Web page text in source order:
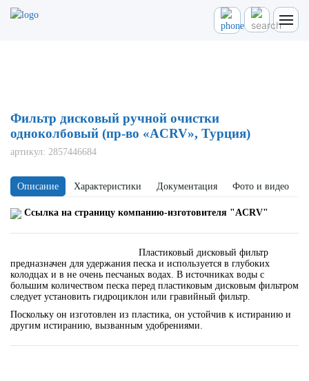
Фильтр дисковый ручной очистки
одноколбовый (пр-во «ACRV», Турция)
артикул: 2857446684
Описание Характеристики Документация Фото и видео
Ссылка на страницу компанию-изготовителя "ACRV"
Пластиковый дисковый фильтр
предназначен для удержания песка и используется в глубоких
колодцах и в не очень песчаных водах. В источниках воды с
большим количеством песка перед пластиковым дисковым фильтром
следует установить гидроциклон или гравийный фильтр.
Поскольку он изготовлен из пластика, он устойчив к истиранию и
другим истиранию, вызванным удобрениями.